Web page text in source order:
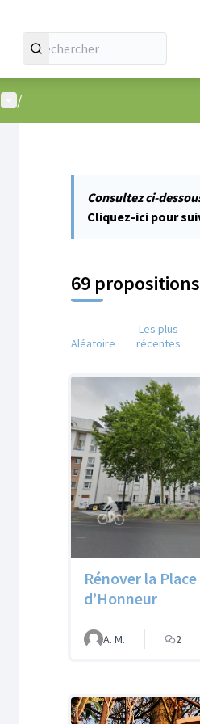
Menu utilisateur
/
Consultez ci-
Cliquez-ici pour
69 propositions
Aléatoire
Les plus
récentes
Rénover la
d’Honneur
A. M. 2